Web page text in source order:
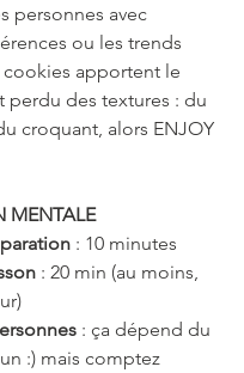
personnes avec
ou les trends
apportent le
perdu des textures : du
croquant, alors ENJOY
MENTALE
: 10 minutes
: 20 min (au moins,
: ça dépend du
:) mais comptez